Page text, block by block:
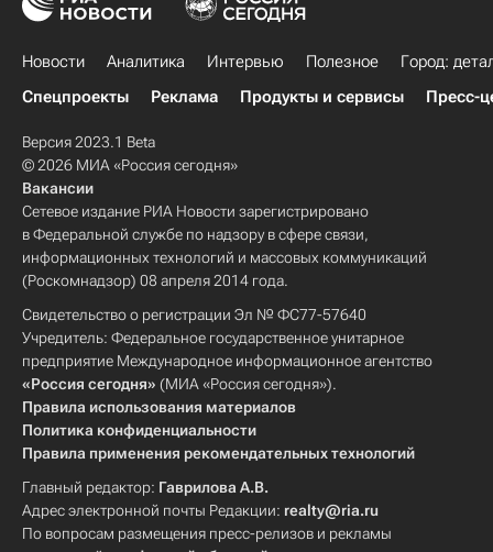
Новости Аналитика Интервью Полезное
Город:
Спецпроекты
Реклама Продукты и сервисы Пресс-
Версия 2023.1 Beta
© 2026 МИА «Россия сегодня»
Вакансии
Сетевое издание РИА Новости зарегистрировано
в Федеральной службе по надзору в сфере связи,
информационных технологий и массовых коммуникаций
(Роскомнадзор) 08 апреля 2014 года.
Свидетельство о регистрации Эл № ФС77-57640
Учредитель: Федеральное государственное унитарное
предприятие Международное информационное агентство
«Россия сегодня» (МИА «Россия сегодня»).
Правила использования материалов
Политика конфиденциальности
Правила применения рекомендательных технологий
Главный редактор: Гаврилова А.В.
Адрес электронной почты Редакции: realty@ria.ru
По вопросам размещения пресс-релизов и рекламы